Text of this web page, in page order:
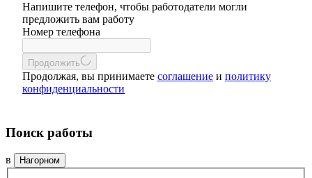
Напишите телефон, чтобы работодатели могли
предложить вам работу
Номер телефона
Продолжить
Продолжая, вы принимаете соглашение и политику
конфиденциальности
Поиск работы
в Нагорном